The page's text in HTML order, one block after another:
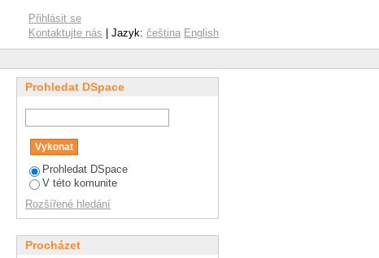
Přihlásit se
Kontaktujte nás | Jazyk: čeština English
Prohledat DSpace
Prohledat DSpace
V této komunite
Rozšířené hledání
Procházet